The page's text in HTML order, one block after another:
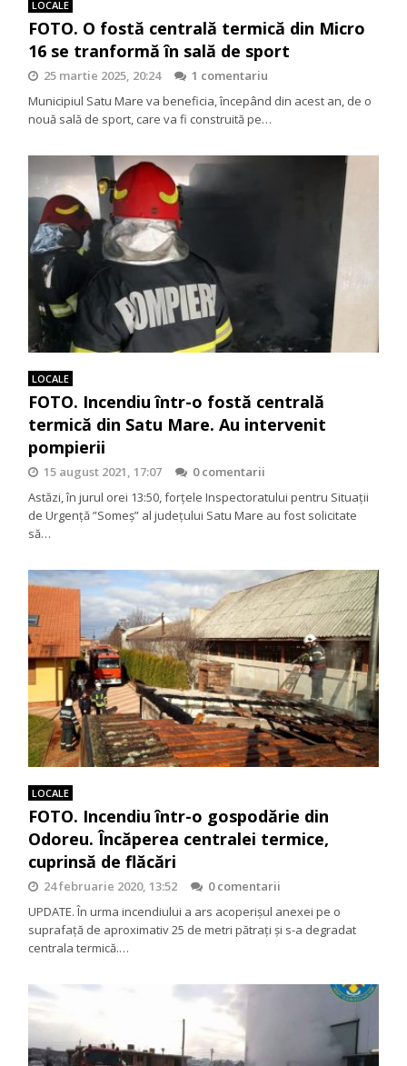
LOCALE
FOTO. O fostă centrală termică din Micro
16 se tranformă în sală de sport
25 martie 2025, 20:24
1 comentariu
Municipiul Satu Mare va beneficia, începând din acest an, de o
nouă sală de sport, care va fi construită pe…
LOCALE
FOTO. Incendiu într-o fostă centrală
termică din Satu Mare. Au intervenit
pompierii
15 august 2021, 17:07
0 comentarii
Astăzi, în jurul orei 13:50, forțele Inspectoratului pentru Situații
de Urgență ”Someș” al județului Satu Mare au fost solicitate
să…
LOCALE
FOTO. Incendiu într-o gospodărie din
Odoreu. Încăperea centralei termice,
cuprinsă de flăcări
24 februarie 2020, 13:52
0 comentarii
UPDATE. În urma incendiului a ars acoperișul anexei pe o
suprafață de aproximativ 25 de metri pătrați și s-a degradat
centrala termică.…